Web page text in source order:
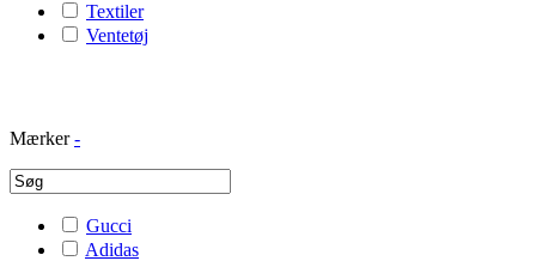
Textiler
Ventetøj
Mærker -
Gucci
Adidas